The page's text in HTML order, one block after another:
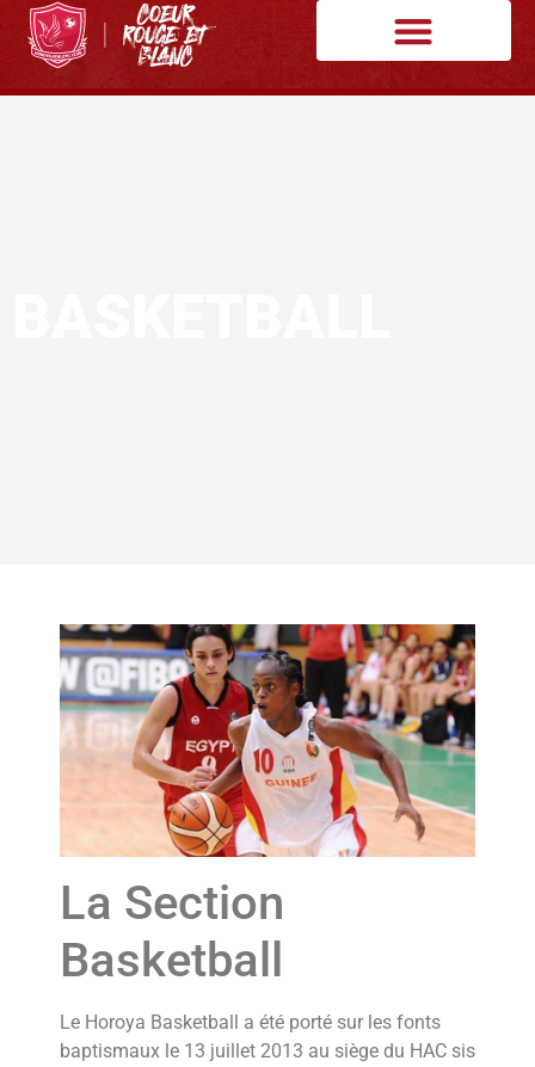
La Section
Basketball
Le Horoya Basketball a été porté sur les fonts
baptismaux le 13 juillet 2013 au siège du HAC sis